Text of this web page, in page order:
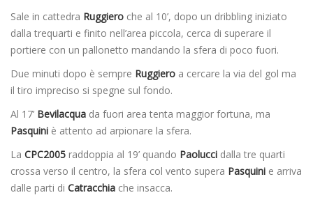
Sale in cattedra Ruggiero che al 10’, dopo un dribbling iniziato
dalla trequarti e finito nell’area piccola, cerca di superare il
portiere con un pallonetto mandando la sfera di poco fuori.
Due minuti dopo è sempre Ruggiero a cercare la via del gol ma
il tiro impreciso si spegne sul fondo.
Al 17’ Bevilacqua da fuori area tenta maggior fortuna, ma
Pasquini è attento ad arpionare la sfera.
La CPC2005 raddoppia al 19’ quando Paolucci dalla tre quarti
crossa verso il centro, la sfera col vento supera Pasquini e arriva
dalle parti di Catracchia che insacca.